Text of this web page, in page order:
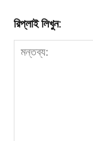
রিপ্লাই লিখুন: